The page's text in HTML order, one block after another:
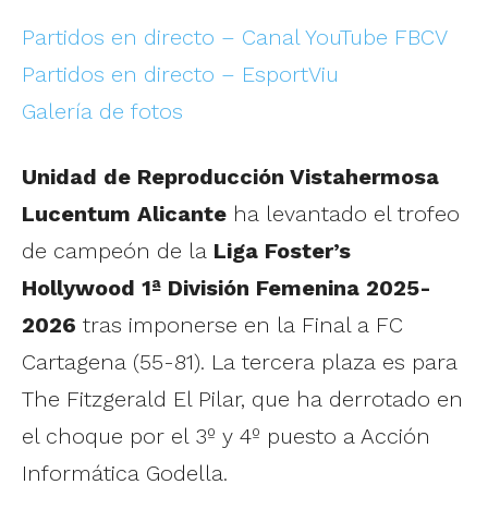
Partidos en directo – Canal YouTube FBCV
Partidos en directo – EsportViu
Galería de fotos
Unidad de Reproducción Vistahermosa
Lucentum Alicante ha levantado el trofeo
de campeón de la Liga Foster’s
Hollywood 1ª División Femenina 2025-
2026 tras imponerse en la Final a FC
Cartagena (55-81). La tercera plaza es para
The Fitzgerald El Pilar, que ha derrotado en
el choque por el 3º y 4º puesto a Acción
Informática Godella.